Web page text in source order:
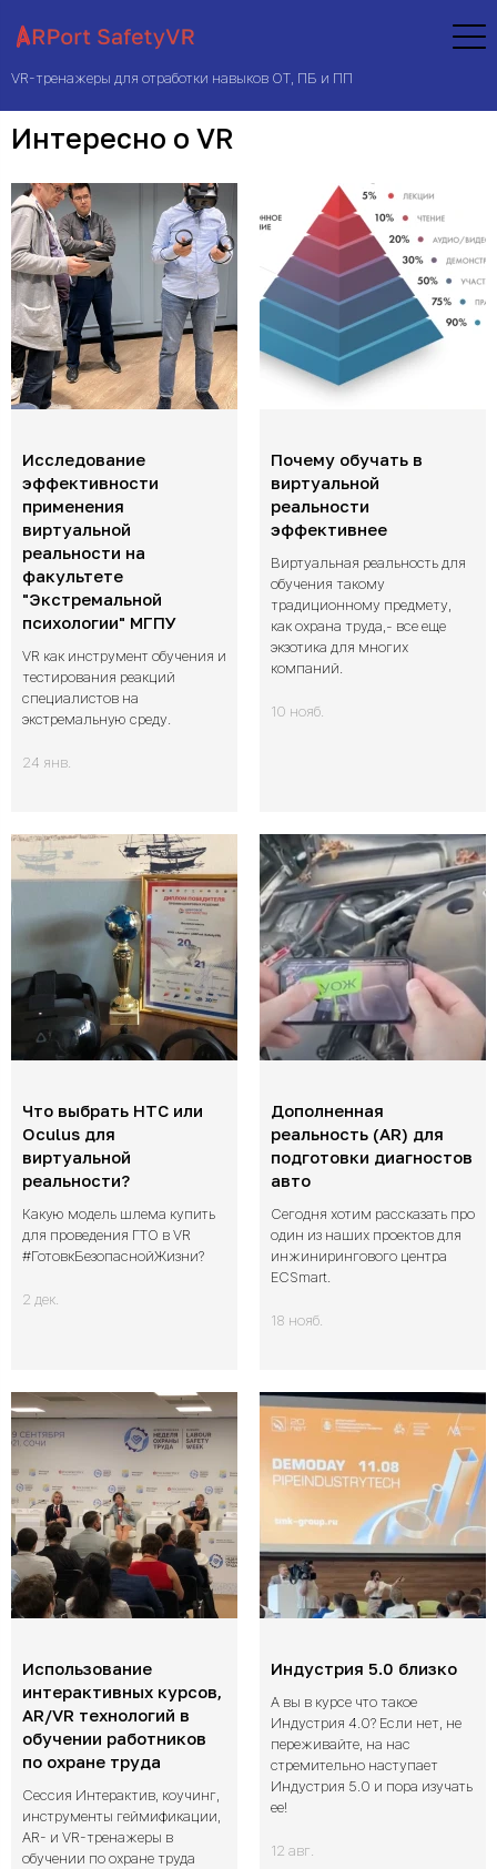
VR-тренажеры для отработки навыков ОТ, ПБ и ПП
Интересно о VR
Исследование
эффективности
применения
виртуальной
реальности на
факультете
"Экстремальной
психологии" МГПУ
VR как инструмент обучения и
тестирования реакций
специалистов на
экстремальную среду.
24 янв.
Почему обучать в
виртуальной
реальности
эффективнее
Виртуальная реальность для
обучения такому
традиционному предмету,
как охрана труда,- все еще
экзотика для многих
компаний.
10 нояб.
Что выбрать HTC или
Oculus для
виртуальной
реальности?
Какую модель шлема купить
для проведения ГТО в VR
#ГотовкБезопаснойЖизни?
2 дек.
Дополненная
реальность (AR) для
подготовки диагностов
авто
Сегодня хотим рассказать про
один из наших проектов для
инжинирингового центра
ECSmart.
18 нояб.
Использование
интерактивных курсов,
AR/VR технологий в
обучении работников
по охране труда
Сессия Интерактив, коучинг,
инструменты геймификации,
AR- и VR-тренажеры в
обучении по охране труда
Индустрия 5.0 близко
А вы в курсе что такое
Индустрия 4.0? Если нет, не
переживайте, на нас
стремительно наступает
Индустрия 5.0 и пора изучать
ее!
12 авг.